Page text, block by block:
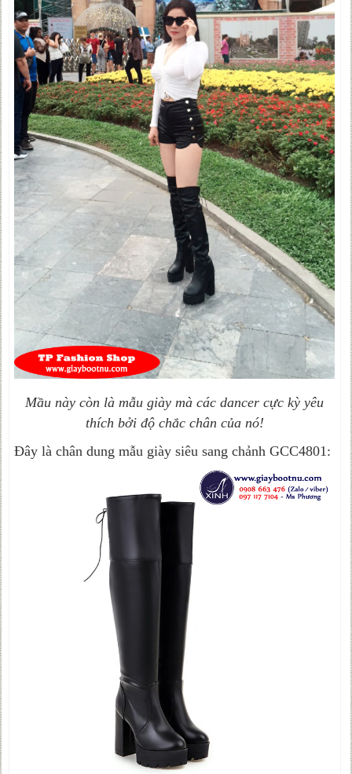
Mầu này còn là mẫu giày mà các dancer cực kỳ yêu
thích bởi độ chắc chân của nó!
Đây là chân dung mẫu giày siêu sang chảnh GCC4801: